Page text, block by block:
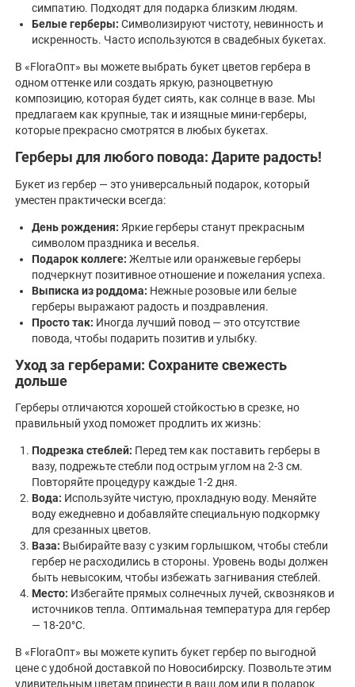
симпатию. Подходят для подарка близким людям.
Белые герберы: Символизируют чистоту, невинность и
искренность. Часто используются в свадебных букетах.
В «FloraОпт» вы можете выбрать букет цветов гербера в
одном оттенке или создать яркую, разноцветную
композицию, которая будет сиять, как солнце в вазе. Мы
предлагаем как крупные, так и изящные мини-герберы,
которые прекрасно смотрятся в любых букетах.
Герберы для любого повода: Дарите радость!
Букет из гербер — это универсальный подарок, который
уместен практически всегда:
День рождения: Яркие герберы станут прекрасным
символом праздника и веселья.
Подарок коллеге: Желтые или оранжевые герберы
подчеркнут позитивное отношение и пожелания успеха.
Выписка из роддома: Нежные розовые или белые
герберы выражают радость и поздравления.
Просто так: Иногда лучший повод — это отсутствие
повода, чтобы подарить позитив и улыбку.
Уход за герберами: Сохраните свежесть
дольше
Герберы отличаются хорошей стойкостью в срезке, но
правильный уход поможет продлить их жизнь:
Подрезка стеблей: Перед тем как поставить герберы в
вазу, подрежьте стебли под острым углом на 2-3 см.
Повторяйте процедуру каждые 1-2 дня.
Вода: Используйте чистую, прохладную воду. Меняйте
воду ежедневно и добавляйте специальную подкормку
для срезанных цветов.
Ваза: Выбирайте вазу с узким горлышком, чтобы стебли
гербер не расходились в стороны. Уровень воды должен
быть невысоким, чтобы избежать загнивания стеблей.
Место: Избегайте прямых солнечных лучей, сквозняков и
источников тепла. Оптимальная температура для гербер
— 18-20°C.
В «FloraОпт» вы можете купить букет гербер по выгодной
цене с удобной доставкой по Новосибирску. Позвольте этим
удивительным цветам принести в ваш дом или в подарок